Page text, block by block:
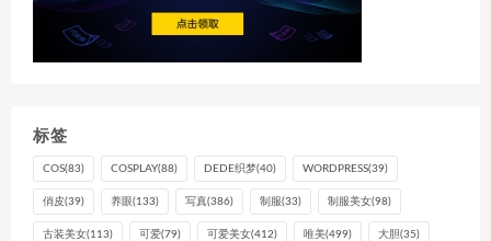
标签
COS(83) COSPLAY(88) DEDE织梦(40) WORDPRESS(39)
俏皮(39) 养眼(133) 写真(386) 制服(33) 制服美女(98)
古装美女(113) 可爱(79) 可爱美女(412) 唯美(499) 大胆(35)